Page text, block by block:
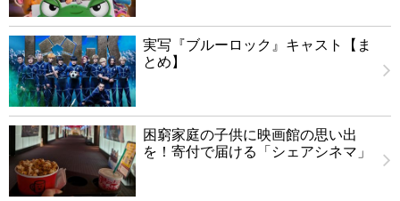
実写『ブルーロック』キャスト【ま
とめ】
困窮家庭の子供に映画館の思い出
を！寄付で届ける「シェアシネマ」